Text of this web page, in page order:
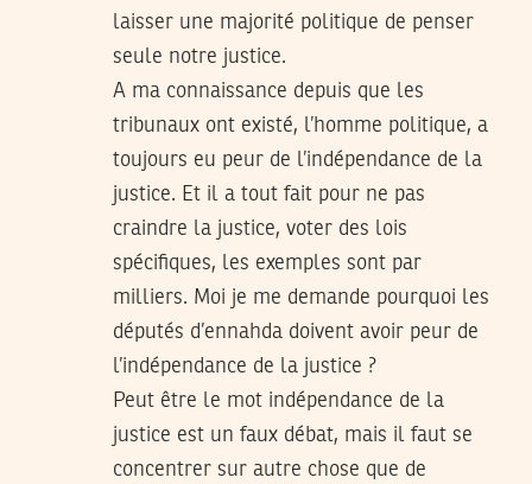
laisser une majorité politique de penser
seule notre justice.
A ma connaissance depuis que les
tribunaux ont existé, l’homme politique, a
toujours eu peur de l’indépendance de la
justice. Et il a tout fait pour ne pas
craindre la justice, voter des lois
spécifiques, les exemples sont par
milliers. Moi je me demande pourquoi les
députés d’ennahda doivent avoir peur de
l’indépendance de la justice ?
Peut être le mot indépendance de la
justice est un faux débat, mais il faut se
concentrer sur autre chose que de